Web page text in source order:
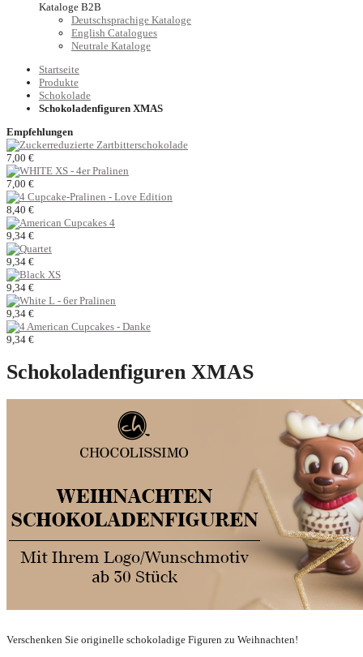
Kataloge B2B
Deutschsprachige Kataloge
English Catalogues
Neutrale Kataloge
Startseite
Produkte
Schokolade
Schokoladenfiguren XMAS
Empfehlungen
7,00 €
7,00 €
8,40 €
9,34 €
9,34 €
9,34 €
9,34 €
9,34 €
Schokoladenfiguren XMAS
Verschenken Sie originelle schokoladige Figuren zu Weihnachten!